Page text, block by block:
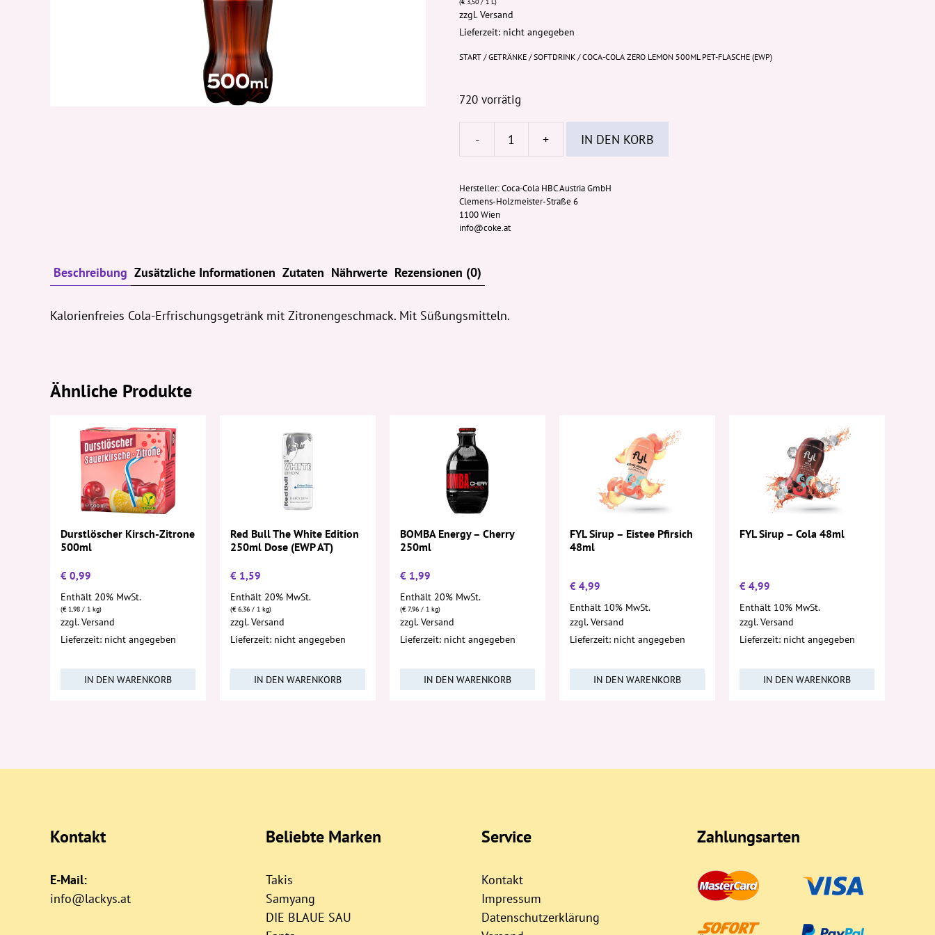
zzgl.Versand
Lieferzeit: nicht angegeben
START /GETRÄNKE /SOFTDRINK / COCA-COLA ZERO LEMON 500ML PET-FLASCHE (EWP)
720 vorrätig
-
Zero
Lemon
500ml
(EWP)
+ IN DEN KORB
Hersteller:Coca‑Cola HBC Austria GmbH
Clemens-Holzmeister-Straße 6
1100 Wien
info@coke.at
Beschreibung Zusätzliche Informationen Zutaten Nährwerte Rezensionen (0)
Kalorienfreies Cola-Erfrischungsgetränk mit Zitronengeschmack. Mit Süßungsmitteln.
Ähnliche Produkte
Durstlöscher Kirsch-Zitrone
500ml
€ 0,99
Enthält 20% MwSt.
(€1,98 / 1 kg)
zzgl.Versand
Lieferzeit: nicht angegeben
IN DEN WARENKORB
Red Bull The White Edition
250ml Dose (EWP AT)
€ 1,59
Enthält 20% MwSt.
(€6,36 / 1 kg)
zzgl.Versand
Lieferzeit: nicht angegeben
IN DEN WARENKORB
BOMBA Energy – Cherry
250ml
€ 1,99
Enthält 20% MwSt.
(€7,96 / 1 kg)
zzgl.Versand
Lieferzeit: nicht angegeben
IN DEN WARENKORB
FYL Sirup – Eistee Pfirsich
48ml
€ 4,99
Enthält 10% MwSt.
zzgl.Versand
Lieferzeit: nicht angegeben
IN DEN WARENKORB
FYL Sirup – Cola 48ml
€ 4,99
Enthält 10% MwSt.
zzgl.Versand
Lieferzeit: nicht angegeben
IN DEN WARENKORB
Kontakt
E-Mail:
info@lackys.at
Beliebte Marken
Takis
Samyang
DIE BLAUE SAU
Service
Kontakt
Impressum
Datenschutzerklärung
Zahlungsarten